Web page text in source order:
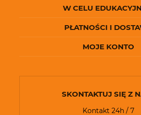
W CELU
PŁATNOŚCI I
MOJE KONTO
SKONTAKTUJ SIĘ Z
Kontakt 24h / 7